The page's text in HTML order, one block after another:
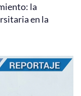
la
en la